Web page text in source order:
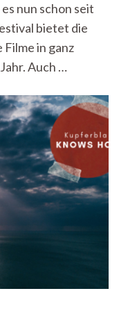
nun schon seit
bietet die
in ganz
Auch …